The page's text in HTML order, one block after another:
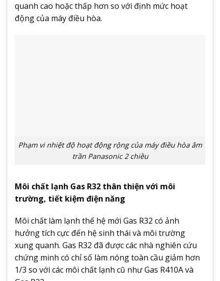
quanh cao hoặc thấp hơn so với định mức hoạt
động của máy điều hòa.
Phạm vi nhiệt độ hoạt động rộng của máy điều hòa âm
trần Panasonic 2 chiều
Môi chất lạnh Gas R32 thân thiện với môi
trường, tiết kiệm điện năng
Môi chất làm lạnh thế hệ mới Gas R32 có ảnh
hưởng tích cực đến hệ sinh thái và môi trường
xung quanh. Gas R32 đã được các nhà nghiên cứu
chứng minh có chỉ số làm nóng toàn cầu giảm hơn
1/3 so với các môi chất lạnh cũ như Gas R410A và